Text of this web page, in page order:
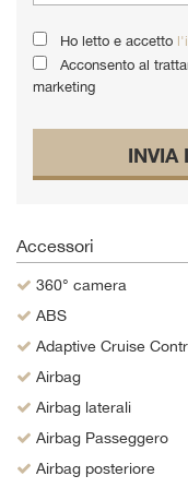
Ho letto e accetto
Acconsento al
marketing
INVIA
Accessori
360° camera
ABS
Adaptive Cruise
Airbag
Airbag laterali
Airbag Passeggero
Airbag posteriore
Cookie di
Leggi
cookie
impostazioni